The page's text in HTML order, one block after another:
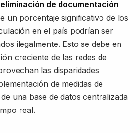
de documentación
un porcentaje significativo de los
en el país podrían ser
ilegalmente. Esto se debe en
creciente de las redes de
las disparidades
de medidas de
una base de datos centralizada
real.